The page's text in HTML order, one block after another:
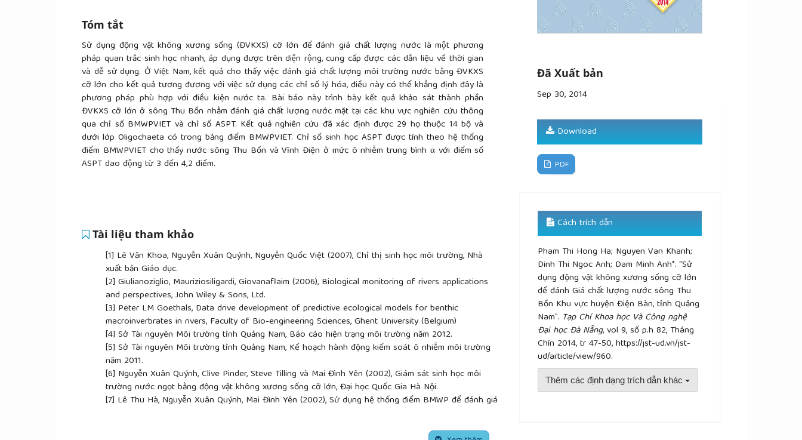
Tóm tắt
Sử dụng động vật không xương sống (ĐVKXS) cỡ lớn để đánh giá chất lượng nước là một phương
pháp quan trắc sinh học nhanh, áp dụng được trên diện rộng, cung cấp được các dẫn liệu về thời gian
và dễ sử dụng. Ở Việt Nam, kết quả cho thấy việc đánh giá chất lượng môi trường nước bằng ĐVKXS
cỡ lớn cho kết quả tương đương với việc sử dụng các chỉ số lý hóa, điều này có thể khẳng định đây là
phương pháp phù hợp với điều kiện nước ta. Bài báo này trình bày kết quả khảo sát thành phần
ĐVKXS cỡ lớn ở sông Thu Bồn nhằm đánh giá chất lượng nước mặt tại các khu vực nghiên cứu thông
qua chỉ số BMWPVIET và chỉ số ASPT. Kết quả nghiên cứu đã xác định được 29 họ thuộc 14 bộ và
dưới lớp Oligochaeta có trong bảng điểm BMWPVIET. Chỉ số sinh học ASPT được tính theo hệ thống
điểm BMWPVIET cho thấy nước sông Thu Bồn và Vĩnh Điện ở mức ô nhiễm trung bình α với điểm số
ASPT dao động từ 3 đến 4,2 điểm.
Tài liệu tham khảo
[1] Lê Văn Khoa, Nguyễn Xuân Quýnh, Nguyễn Quốc Việt (2007), Chỉ thị sinh học môi trường, Nhà
xuất bản Giáo dục.
[2] Giulianoziglio, Mauriziosiligardi, Giovanaflaim (2006), Biological monitoring of rivers applications
and perspectives, John Wiley & Sons, Ltd.
[3] Peter LM Goethals, Data drive development of predictive ecological models for benthic
macroinverbrates in rivers, Faculty of Bio-engineering Sciences, Ghent University (Belgium)
[4] Sở Tài nguyên Môi trường tỉnh Quảng Nam, Báo cáo hiện trạng môi trường năm 2012.
[5] Sở Tài nguyên Môi trường tỉnh Quảng Nam, Kế hoạch hành động kiểm soát ô nhiễm môi trường
năm 2011.
[6] Nguyễn Xuân Quýnh, Clive Pinder, Steve Tilling và Mai Đình Yên (2002), Giám sát sinh học môi
trường nước ngọt bằng động vật không xương sống cỡ lớn, Đại học Quốc Gia Hà Nội.
[7] Lê Thu Hà, Nguyễn Xuân Quýnh, Mai Đình Yên (2002), Sử dụng hệ thống điểm BMWP để đánh giá
Đã Xuất bản
Sep 30, 2014
Download
PDF
Cách trích dẫn
Pham Thi Hong Ha; Nguyen Van Khanh;
Dinh Thi Ngoc Anh; Dam Minh Anh*. “Sử
dụng động vật không xương sống cỡ lớn
để đánh Giá chất lượng nước sông Thu
Bồn Khu vực huyện Điện Bàn, tỉnh Quảng
Nam”. Tạp Chí Khoa học Và Công nghệ
Đại học Đà Nẵng, vol 9, số p.h 82, Tháng
Chín 2014, tr 47-50, https://jst-ud.vn/jst-
ud/article/view/960.
Thêm các định dạng trích dẫn khác